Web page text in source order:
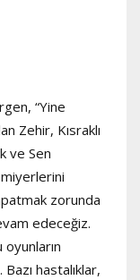
“Yine
Zehir, Kısraklı
ve Sen
zorunda
edeceğiz.
hastalıklar,